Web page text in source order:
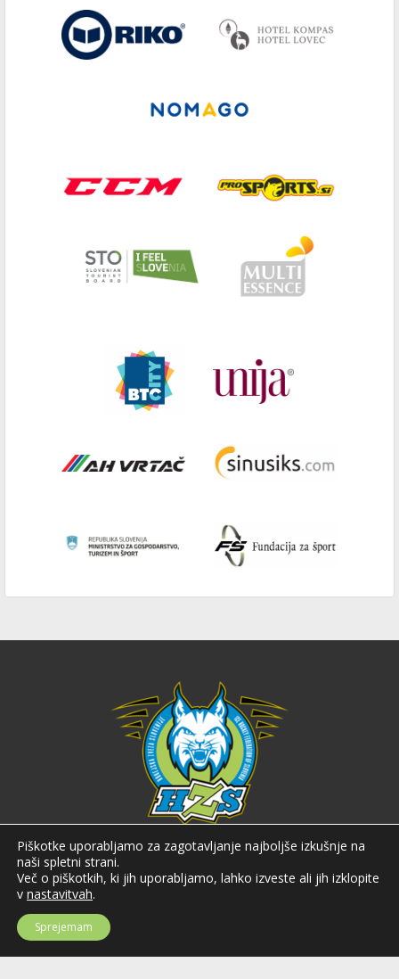
Hokejska zveza Slovenije
Hokejska zveza Slovenije (HZS) je krovna športna organizacija na področju
hokeja v Sloveniji. Organizira tekmovanja v različnih domačih in
SI-1000 Ljubljana
Piškotke uporabljamo za zagotavljanje najboljše izkušnje na
naši spletni strani.
Več o piškotkih, ki jih uporabljamo, lahko izveste ali jih izklopite
v nastavitvah.
Sprejemam